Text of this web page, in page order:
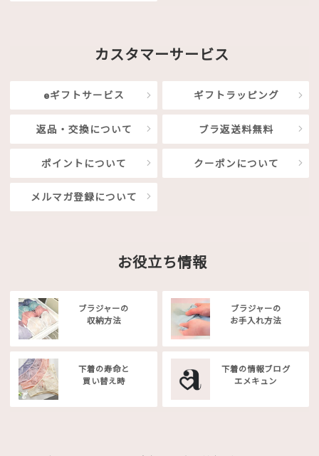
カスタマーサービス
eギフトサービス ギフトラッピング
返品・交換について ブラ返送料無料
ポイントについて クーポンについて
メルマガ登録について
お役立ち情報
ブラジャーの
収納方法
ブラジャーの
お手入れ方法
下着の寿命と
買い替え時
下着の情報ブログ
エメキュン